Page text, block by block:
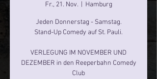
Fr., 21. Nov.
  |
Hamburg
Jeden Donnerstag - Samstag.
Stand-Up Comedy auf St. Pauli.
VERLEGUNG IM NOVEMBER UND
DEZEMBER in den Reeperbahn Comedy
Club